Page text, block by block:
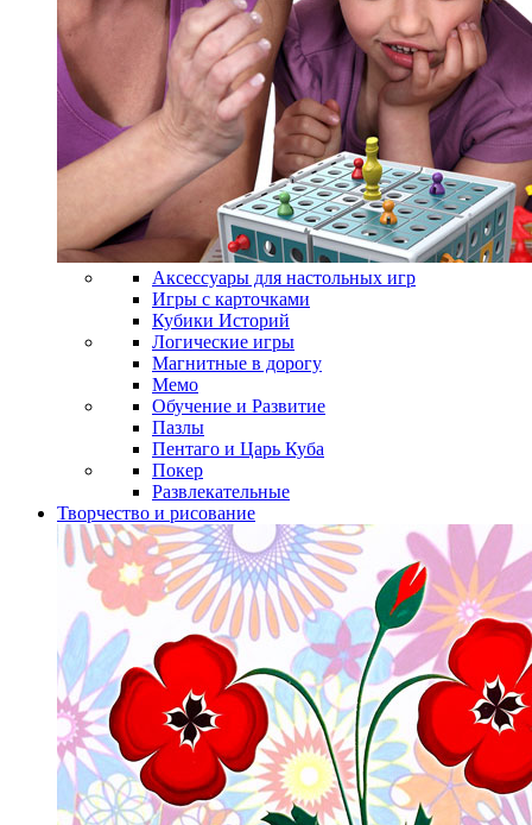
Аксессуары для настольных игр
Игры с карточками
Кубики Историй
Логические игры
Магнитные в дорогу
Мемо
Обучение и Развитие
Пазлы
Пентаго и Царь Куба
Покер
Развлекательные
Творчество и рисование